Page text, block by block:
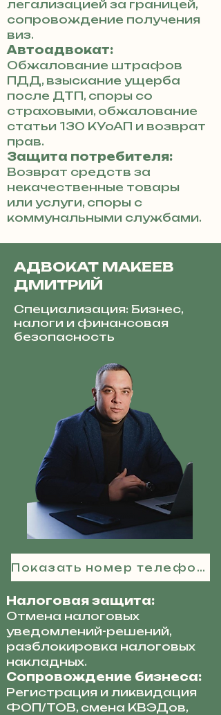
легализацией за границей,
сопровождение получения
виз.
Автоадвокат:
Обжалование штрафов
ПДД, взыскание ущерба
после ДТП, споры со
страховыми, обжалование
статьи 130 КУоАП и возврат
прав.
Защита потребителя:
Возврат средств за
некачественные товары
или услуги, споры с
коммунальными службами.
АДВОКАТ МАКЕЕВ
ДМИТРИЙ
Специализация: Бизнес,
налоги и финансовая
безопасность
Показать номер телефона
Налоговая защита:
Отмена налоговых
уведомлений-решений,
разблокировка налоговых
накладных.
Сопровождение бизнеса:
Регистрация и ликвидация
ФОП/ТОВ, смена КВЭДов,